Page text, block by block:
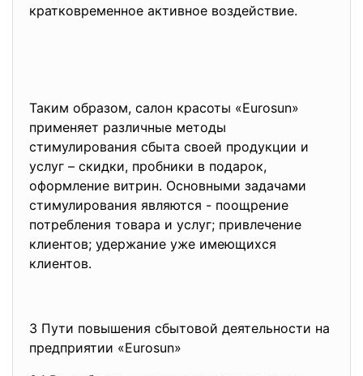
кратковременное активное воздействие.
Таким образом, салон красоты «Eurosun»
применяет различные методы
стимулирования сбыта своей продукции и
услуг – скидки, пробники в подарок,
оформление витрин. Основными задачами
стимулирования являются - поощрение
потребления товара и услуг; привлечение
клиентов; удержание уже имеющихся
клиентов.
3 Пути повышения сбытовой деятельности на
предприятии «Eurosun»